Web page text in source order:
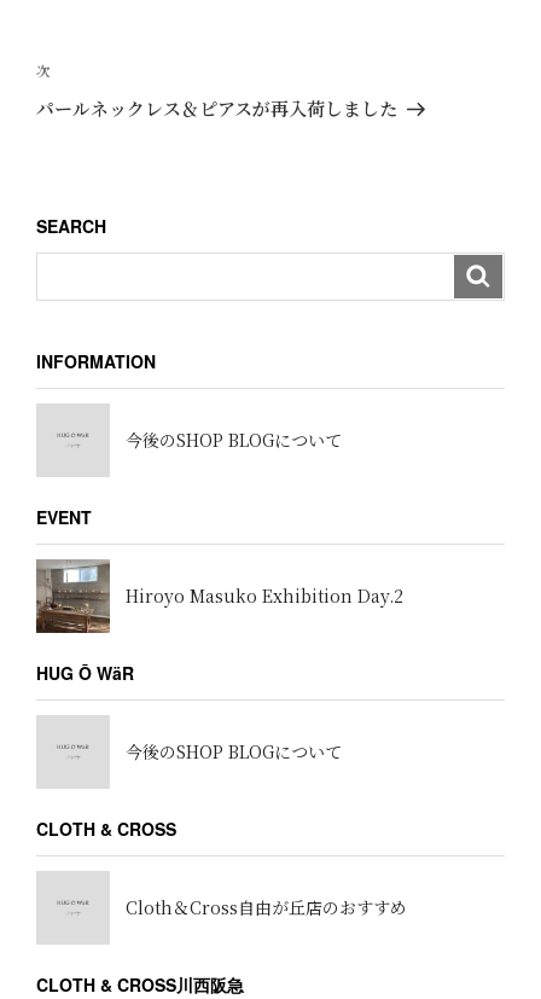
稿
ナ
シ
ョ
ン
次
の
次
パールネックレス＆ピアスが再入荷しました
SEARCH
INFORMATION
今後のSHOP BLOGについて
EVENT
Hiroyo Masuko Exhibition Day.2
HUG Ō WäR
今後のSHOP BLOGについて
CLOTH & CROSS
Cloth＆Cross自由が丘店のおすすめ
CLOTH & CROSS川西阪急